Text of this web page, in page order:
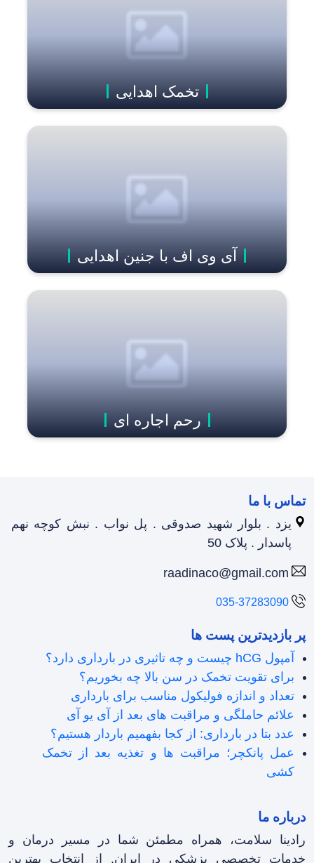
تخمک اهدایی
آی وی اف با جنین اهدایی
رحم اجاره ای
تماس با ما
یزد . بلوار شهید صدوقی . پل نواب . نبش کوچه نهم
پاسدار . پلاک 50
raadinaco@gmail.com
035-37283090
پر بازدیدترین پست ها
آمپول hCG چیست و چه تاثیری در بارداری دارد؟
برای تقویت تخمک در سن بالا چه بخوریم؟
تعداد و اندازه فولیکول مناسب برای بارداری
علائم حاملگی و مراقبت های بعد از آی یو آی
عدد بتا در بارداری: از کجا بفهمیم باردار هستیم؟
عمل پانکچر؛ مراقبت ها و تغذیه بعد از تخمک
کشی
درباره ما
رادینا سلامت، همراه مطمئن شما در مسیر درمان و
خدمات تخصصی پزشکی در ایران. از انتخاب بهترین